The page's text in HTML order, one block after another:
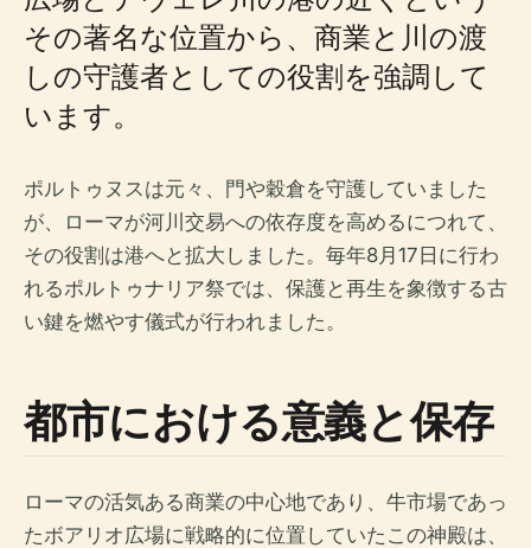
その著名な位置から、商業と川の渡
しの守護者としての役割を強調して
います。
ポルトゥヌスは元々、門や穀倉を守護していました
が、ローマが河川交易への依存度を高めるにつれて、
その役割は港へと拡大しました。毎年8月17日に行わ
れるポルトゥナリア祭では、保護と再生を象徴する古
い鍵を燃やす儀式が行われました。
都市における意義と保存
ローマの活気ある商業の中心地であり、牛市場であっ
たボアリオ広場に戦略的に位置していたこの神殿は、